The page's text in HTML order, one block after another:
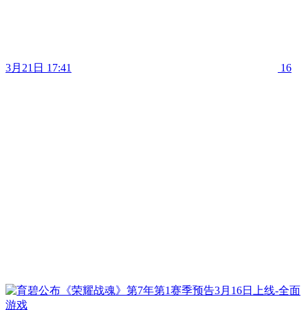
3月21日 17:41 16